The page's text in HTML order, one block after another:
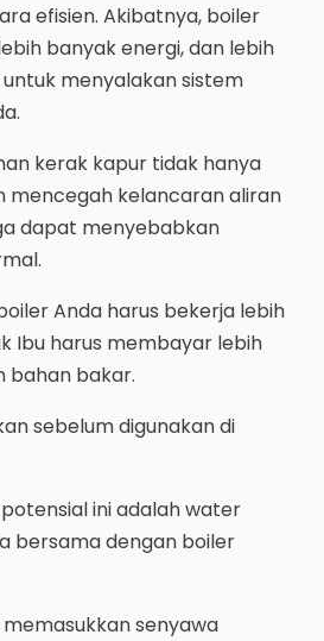
efisien. Akibatnya, boiler
banyak energi, dan lebih
menyalakan sistem
kerak kapur tidak hanya
mencegah kelancaran aliran
dapat menyebabkan
Anda harus bekerja lebih
Ibu harus membayar lebih
bahan bakar.
sebelum digunakan di
ini adalah water
bersama dengan boiler
senyawa